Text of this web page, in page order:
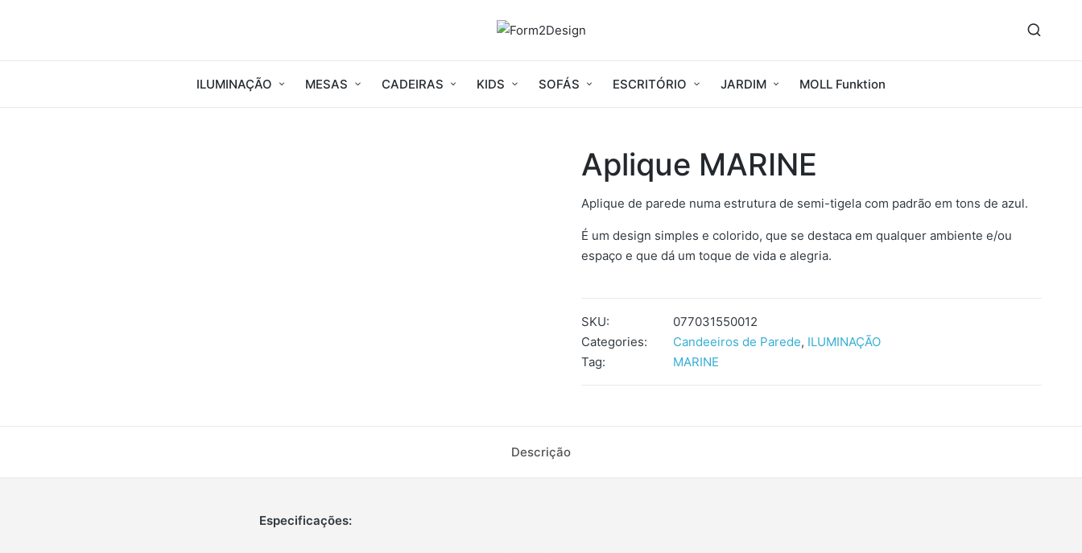
ILUMINAÇÃO MESAS CADEIRAS KIDS SOFÁS ESCRITÓRIO JARDIM MOLL Funktion
Aplique MARINE
Aplique de parede numa estrutura de semi-tigela com padrão em tons de azul.
É um design simples e colorido, que se destaca em qualquer ambiente e/ou
espaço e que dá um toque de vida e alegria.
SKU:
077031550012
Categories:
Candeeiros de Parede, ILUMINAÇÃO
Tag:
MARINE
Descrição
Especificações: